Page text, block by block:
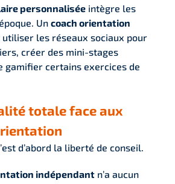
personnalisée intègre les
Un coach orientation
utiliser les réseaux sociaux pour
créer des mini-stages
gamifier certains exercices de
totale face aux
d’abord la liberté de conseil.
indépendant n’a aucun